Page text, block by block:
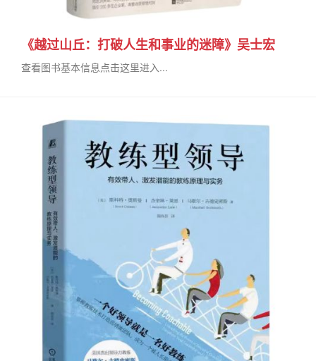
《越过山丘：打破人生和事业的迷障》吴士宏
查看图书基本信息点击这里进入...